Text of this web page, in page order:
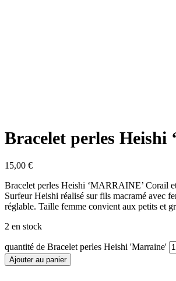
Bracelet perles Heishi
15,00 €
Bracelet perles Heishi ‘MARRAINE’ Corail
Surfeur Heishi réalisé sur fils macramé avec
réglable. Taille femme convient aux petits et
2 en stock
quantité de Bracelet perles Heishi 'Marraine'
Ajouter au panier